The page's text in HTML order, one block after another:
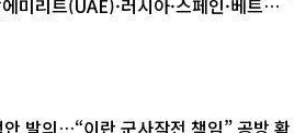
미리트(UAE)·러시아·스페인·베트남
국을 방문하면서 그 배경에 관심이 쏠
은 이번 연쇄 방문이 중동 긴장 완화
중국의 역할 확대를 기대하는 움직임